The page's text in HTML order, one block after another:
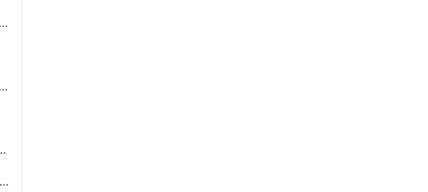
Incendie du théâtre de Strasbourg le 30 mai 1850 (planche de l'Album alsacien, n° 29)
Vue de Gérardmer (planche de l'Album alsacien, 2ème année n°1)
alsacien, 2ème année n° 9)
Vue intérieure de Niederbronn (planche de l'Album alsacien, 2ème année n° 11)